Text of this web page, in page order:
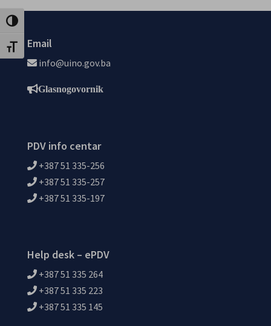
Uključi / isključi visoki kontrast
Uključi / isključi veličinu fonta
Email
info@uino.gov.ba
Glasnogovornik
PDV info centar
+387 51 335-256
+387 51 335-257
+387 51 335-197
Help desk – ePDV
+387 51 335 264
+387 51 335 223
+387 51 335 145